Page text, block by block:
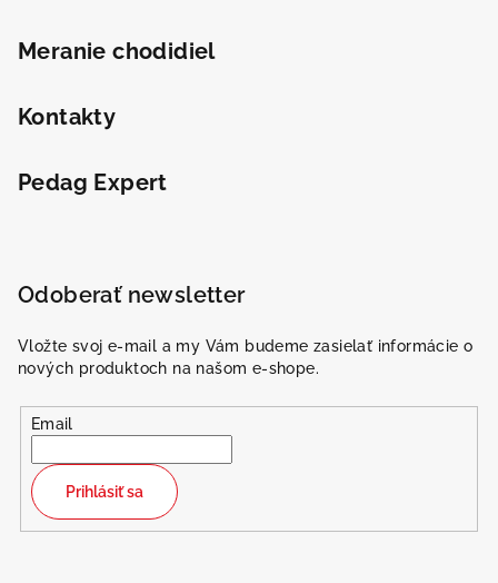
Meranie chodidiel
Kontakty
Pedag Expert
Odoberať newsletter
Vložte svoj e-mail a my Vám budeme zasielať informácie o
nových produktoch na našom e-shope.
Email
Prihlásiť sa